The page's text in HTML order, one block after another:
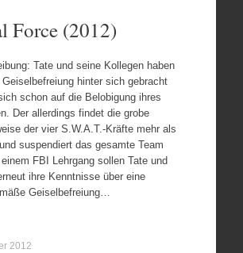
Force (2012)
Tate und seine Kollegen haben
Geiselbefreiung hinter sich gebracht
schon auf die Belobigung ihres
Der allerdings findet die grobe
der vier S.W.A.T.-Kräfte mehr als
suspendiert das gesamte Team
FBI Lehrgang sollen Tate und
ihre Kenntnisse über eine
Geiselbefreiung…
2012